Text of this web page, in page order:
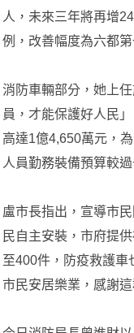
人，未來三年將再增
例，改善幅度為六都
消防車輛部分，她上
員，才能保護好人民
高達1億4,650萬元，
人員勤務裝備預算較
盧市長指出，宣導市
民自主安裝，市府提
至400件，防疫救護
市民安居樂業，感謝這